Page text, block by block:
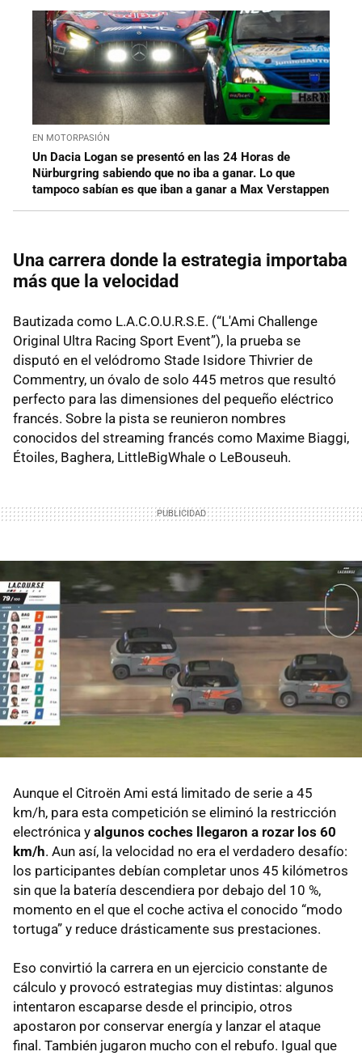
EN MOTORPASIÓN
Un Dacia Logan se presentó en las 24 Horas de
Nürburgring sabiendo que no iba a ganar. Lo que
tampoco sabían es que iban a ganar a Max Verstappen
Una carrera donde la estrategia importaba
más que la velocidad
Bautizada como L.A.C.O.U.R.S.E. (“L'Ami Challenge
Original Ultra Racing Sport Event”), la prueba se
disputó en el velódromo Stade Isidore Thivrier de
Commentry, un óvalo de solo 445 metros que resultó
perfecto para las dimensiones del pequeño eléctrico
francés. Sobre la pista se reunieron nombres
conocidos del streaming francés como Maxime Biaggi,
Étoiles, Baghera, LittleBigWhale o LeBouseuh.
Aunque el Citroën Ami está limitado de serie a 45
km/h, para esta competición se eliminó la restricción
electrónica y algunos coches llegaron a rozar los 60
km/h. Aun así, la velocidad no era el verdadero desafío:
los participantes debían completar unos 45 kilómetros
sin que la batería descendiera por debajo del 10 %,
momento en el que el coche activa el conocido “modo
tortuga” y reduce drásticamente sus prestaciones.
Eso convirtió la carrera en un ejercicio constante de
cálculo y provocó estrategias muy distintas: algunos
intentaron escaparse desde el principio, otros
apostaron por conservar energía y lanzar el ataque
final. También jugaron mucho con el rebufo. Igual que